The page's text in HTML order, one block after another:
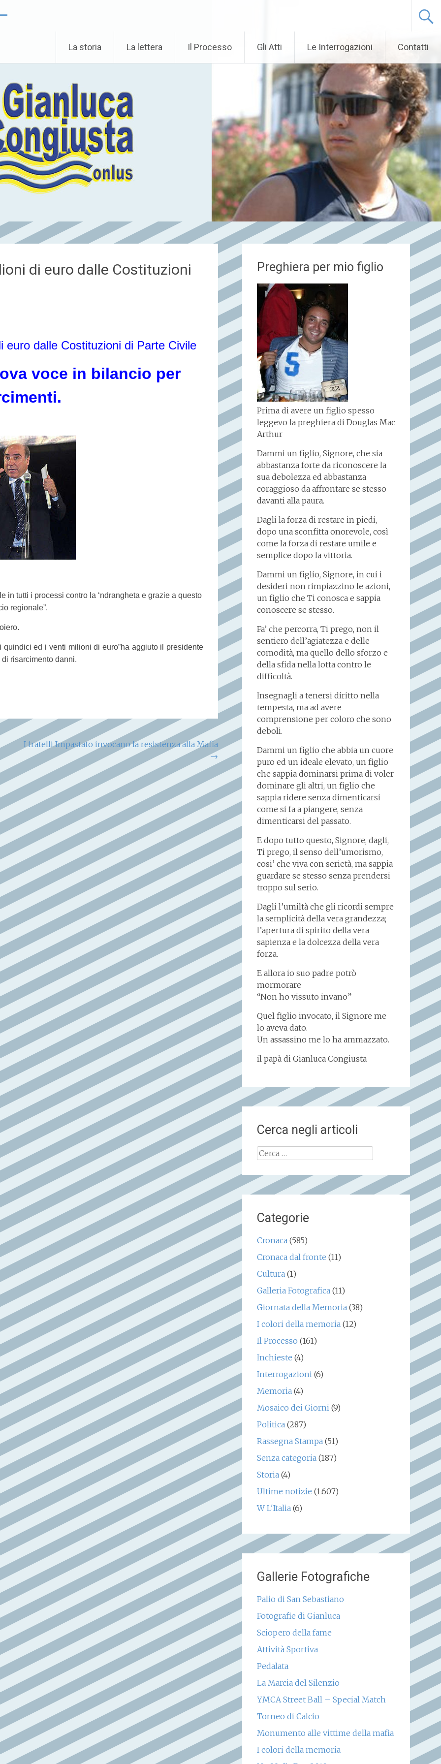
La storia La lettera Il Processo Gli Atti Le Interrogazioni Contatti
di euro dalle Costituzioni
euro dalle Costituzioni di Parte Civile
voce in bilancio per
in tutti i processi contro la ‘ndrangheta e grazie a questo
regionale”.
ed i venti milioni di euro”ha aggiuto il presidente
risarcimento danni.
I fratelli Impastato invocano la resistenza alla Mafia
→
Preghiera per mio figlio
Prima di avere un figlio spesso
leggevo la preghiera di Douglas Mac
Arthur
Dammi un figlio, Signore, che sia
abbastanza forte da riconoscere la
sua debolezza ed abbastanza
coraggioso da affrontare se stesso
davanti alla paura.
Dagli la forza di restare in piedi,
dopo una sconfitta onorevole, così
come la forza di restare umile e
semplice dopo la vittoria.
Dammi un figlio, Signore, in cui i
desideri non rimpiazzino le azioni,
un figlio che Ti conosca e sappia
conoscere se stesso.
Fa’ che percorra, Ti prego, non il
sentiero dell’agiatezza e delle
comodità, ma quello dello sforzo e
della sfida nella lotta contro le
difficoltà.
Insegnagli a tenersi diritto nella
tempesta, ma ad avere
comprensione per coloro che sono
deboli.
Dammi un figlio che abbia un cuore
puro ed un ideale elevato, un figlio
che sappia dominarsi prima di voler
dominare gli altri, un figlio che
sappia ridere senza dimenticarsi
come si fa a piangere, senza
dimenticarsi del passato.
E dopo tutto questo, Signore, dagli,
Ti prego, il senso dell’umorismo,
cosi’ che viva con serietà, ma sappia
guardare se stesso senza prendersi
troppo sul serio.
Dagli l’umiltà che gli ricordi sempre
la semplicità della vera grandezza;
l’apertura di spirito della vera
sapienza e la dolcezza della vera
forza.
E allora io suo padre potrò
mormorare
“Non ho vissuto invano”
Quel figlio invocato, il Signore me
lo aveva dato.
Un assassino me lo ha ammazzato.
il papà di Gianluca Congiusta
Cerca negli articoli
Ricerca
Categorie
Cronaca(585)
Cronaca dal fronte (11)
Cultura(1)
Galleria Fotografica(11)
Giornata della Memoria(38)
I colori della memoria(12)
Il Processo (161)
Inchieste (4)
Interrogazioni(6)
Memoria(4)
Mosaico dei Giorni(9)
Politica(287)
Rassegna Stampa(51)
Senza categoria(187)
Storia(4)
Ultime notizie (1.607)
W L'Italia(6)
Gallerie Fotografiche
Palio di San Sebastiano
Fotografie di Gianluca
Sciopero della fame
Attività Sportiva
Pedalata
La Marcia del Silenzio
YMCA Street Ball – Special Match
Torneo di Calcio
Monumento alle vittime della mafia
I colori della memoria